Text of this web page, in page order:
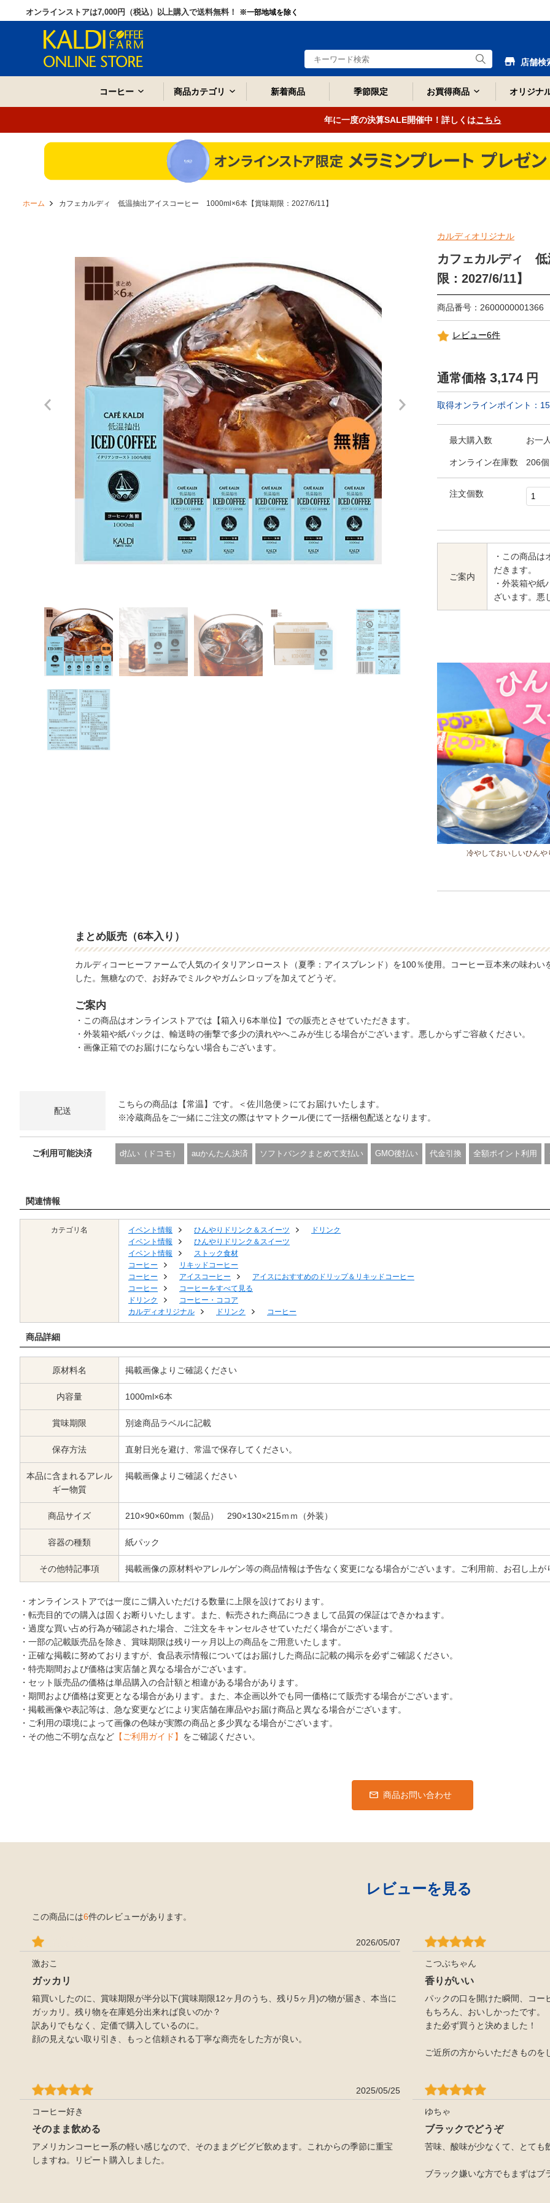
オンラインストアは7,000円（税込）以上購入で送料無料！ ※一部地域を除く
店舗検
コーヒー 商品カテゴリ 新着商品 季節限定 お買得商品 オリジナ
年に一度の決算SALE開催中！詳しくはこちら
ホーム カフェカルディ 低温抽出アイスコーヒー 1000ml×6本【賞味期限：2027/6/11】
カルディオリジナル
カフェカルディ 低
限：2027/6/11】
商品番号：2600000001366
レビュー6件
通常価格 3,174 円
取得オンラインポイント： 15
最大購入数 お一
オンライン在庫数 206個
注文個数
ご案内
・この商品
だきます。
・外装箱や
ざいます。悪
冷やしておいしいひんや
まとめ販売（6本入り）
カルディコーヒーファームで人気のイタリアンロースト（夏季：アイスブレンド）を100％使用。コーヒー豆本来の味わ
した。無糖なので、お好みでミルクやガムシロップを加えてどうぞ。
ご案内
・この商品はオンラインストアでは【箱入り6本単位】での販売とさせていただきます。
・外装箱や紙パックは、輸送時の衝撃で多少の潰れやへこみが生じる場合がございます。悪しからずご容赦ください。
・画像正箱でのお届けにならない場合もございます。
配送
こちらの商品は【常温】です。＜佐川急便＞にてお届けいたします。
※冷蔵商品をご一緒にご注文の際はヤマトクール便にて一括梱包配送となります。
ご利用可能決済 d払い（ドコモ） auかんたん決済 ソフトバンクまとめて支払い GMO後払い 代金引換 全額ポイント利用
関連情報
カテゴリ名 イベント情報 ひんやりドリンク＆スイーツ
ドリンク
イベント情報
ひんやりドリンク＆スイーツ
イベント情報
ストック食材
コーヒー
リキッドコーヒー
コーヒー
アイスコーヒー
アイスにおすすめのドリップ＆リキッドコーヒー
コーヒー
コーヒーをすべて見る
ドリンク
コーヒー・ココア
カルディオリジナル
ドリンク コーヒー
商品詳細
原材料名 掲載画像よりご確認ください
内容量 1000ml×6本
賞味期限 別途商品ラベルに記載
保存方法 直射日光を避け、常温で保存してください。
本品に含まれるアレル
ギー物質
掲載画像よりご確認ください
商品サイズ 210×90×60mm（製品） 290×130×215ｍｍ（外装）
容器の種類 紙パック
その他特記事項 掲載画像の原材料やアレルゲン等の商品情報は予告なく変更になる場合がございます。ご利用前、お召し上
・オンラインストアでは一度にご購入いただける数量に上限を設けております。
・転売目的での購入は固くお断りいたします。また、転売された商品につきまして品質の保証はできかねます。
・過度な買い占め行為が確認された場合、ご注文をキャンセルさせていただく場合がございます。
・一部の記載販売品を除き、賞味期限は残り一ヶ月以上の商品をご用意いたします。
・正確な掲載に努めておりますが、食品表示情報についてはお届けした商品に記載の掲示を必ずご確認ください。
・特売期間および価格は実店舗と異なる場合がございます。
・セット販売品の価格は単品購入の合計額と相違がある場合があります。
・期間および価格は変更となる場合があります。また、本企画以外でも同一価格にて販売する場合がございます。
・掲載画像や表記等は、急な変更などにより実店舗在庫品やお届け商品と異なる場合がございます。
・ご利用の環境によって画像の色味が実際の商品と多少異なる場合がございます。
・その他ご不明な点など 【ご利用ガイド】 をご確認ください。
商品お問い合わせ
レビューを見る
この商品には6件のレビューがあります。
2026/05/07
激おこ
ガッカリ
箱買いしたのに、賞味期限が半分以下(賞味期限12ヶ月のうち、残り5ヶ月)の物が届き、本当に
ガッカリ。残り物を在庫処分出来れば良いのか？
訳ありでもなく、定価で購入しているのに。
顔の見えない取り引き、もっと信頼される丁寧な商売をした方が良い。
こつぶちゃん
香りがいい
パックの口を開けた瞬間、コー
もちろん、おいしかったです。
また必ず買うと決めました！
ご近所の方からいただきものを
2025/05/25
コーヒー好き
そのまま飲める
アメリカンコーヒー系の軽い感じなので、そのままグビグビ飲めます。これからの季節に重宝
しますね。リピート購入しました。
ゆちゃ
ブラックでどうぞ
苦味、酸味が少なくて、とても
ブラック嫌いな方でもまずはブ